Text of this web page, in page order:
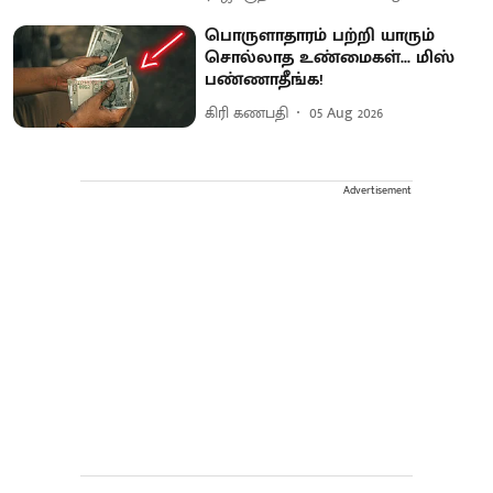
பொருளாதாரம் பற்றி யாரும்
சொல்லாத உண்மைகள்... மிஸ்
பண்ணாதீங்க!
கிரி கணபதி 05 Aug 2026
Advertisement